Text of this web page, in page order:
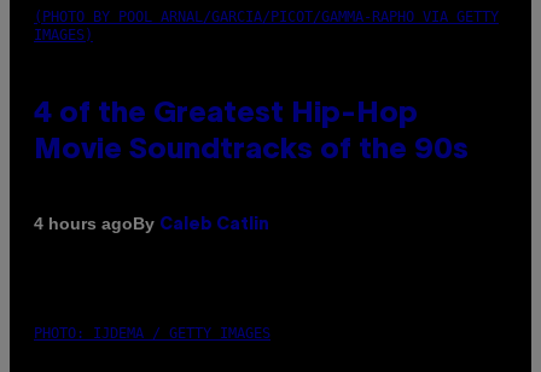
(PHOTO BY POOL ARNAL/GARCIA/PICOT/GAMMA-RAPHO VIA GETTY
IMAGES)
4 of the Greatest Hip-Hop
Movie Soundtracks of the 90s
4 hours agoBy Caleb Catlin
PHOTO: IJDEMA / GETTY IMAGES